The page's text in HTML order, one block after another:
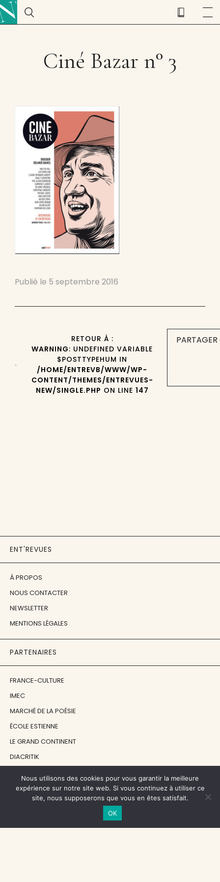
Ciné Bazar n° 3
Publié le 5 septembre 2016
RETOUR À :
WARNING: UNDEFINED VARIABLE
$POSTTYPEHUM IN
/HOME/ENTREVB/WWW/WP-
CONTENT/THEMES/ENTREVUES-
NEW/SINGLE.PHP ON LINE 147
ENT'REVUES
À PROPOS
NOUS CONTACTER
NEWSLETTER
MENTIONS LÉGALES
PARTENAIRES
FRANCE-CULTURE
IMEC
MARCHÉ DE LA POÉSIE
ÉCOLE ESTIENNE
LE GRAND CONTINENT
DIACRITIK
NOS SOUTIENS
CENTRE NATIONAL DU LIVRE
Nous utilisons des cookies pour vous garantir la meilleure
expérience sur notre site web. Si vous continuez à utiliser ce
site, nous supposerons que vous en êtes satisfait.
OK